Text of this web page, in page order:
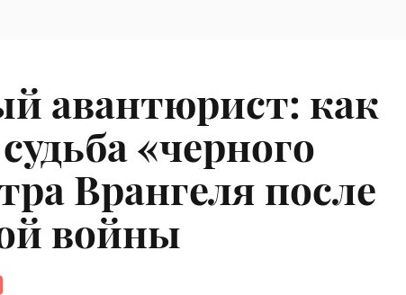
авантюрист: как
«черного
Врангеля после
войны